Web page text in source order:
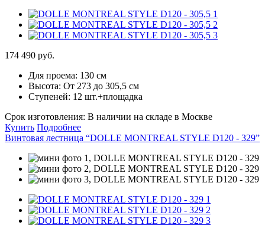
174 490 руб.
Для проема: 130 см
Высота: От 273 до 305,5 см
Ступеней: 12 шт.+площадка
Срок изготовления: В наличии на складе в Москве
Купить Подробнее
Винтовая лестница “DOLLE MONTREAL STYLE D120 - 329”